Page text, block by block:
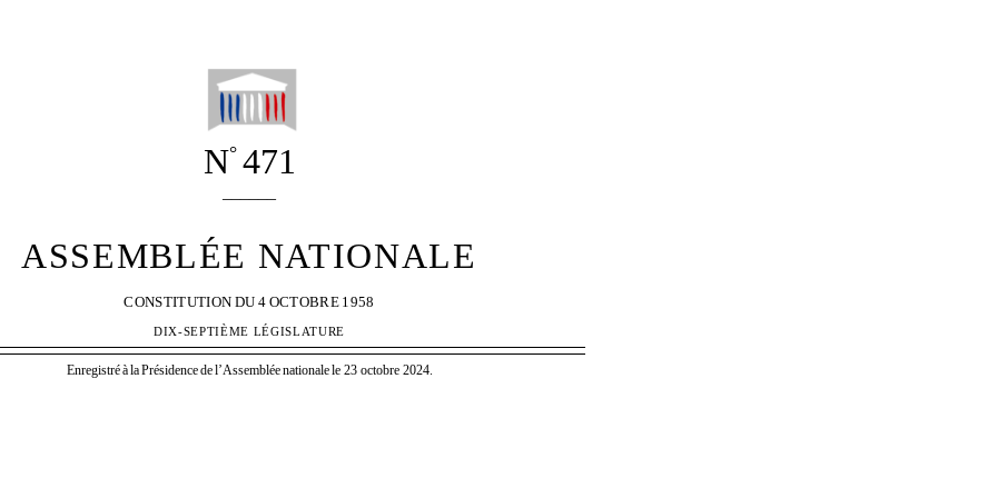
- 1 -
N° 471
ASSEMBLÉE NATIONALE
CONSTITUTION DU 4 OCTOBRE 1958
DIX-SEPTIÈME LÉGISLATURE
EnregistréàlaPrésidencedel’Assembléenationalele 23 octobre 2024.